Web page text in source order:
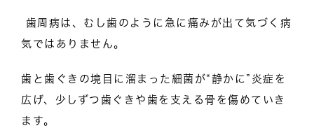
歯周病は、むし歯のように急に痛みが出て気づく病
気ではありません。
歯と歯ぐきの境目に溜まった細菌が“静かに”炎症を
広げ、少しずつ歯ぐきや歯を支える骨を傷めていき
ます。